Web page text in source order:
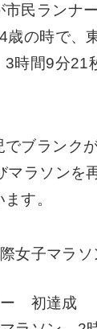
民ランナ
歳の時で、
時間9分21
ブランク
マラソンを
す。
女子マラ
初達成